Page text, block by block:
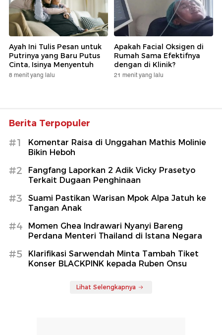
Ayah Ini Tulis Pesan untuk
Putrinya yang Baru Putus
Cinta, Isinya Menyentuh
8 menit yang lalu
Apakah Facial Oksigen di
Rumah Sama Efektifnya
dengan di Klinik?
21 menit yang lalu
Berita Terpopuler
#1
Komentar Raisa di Unggahan Mathis Molinie
Bikin Heboh
#2
Fangfang Laporkan 2 Adik Vicky Prasetyo
Terkait Dugaan Penghinaan
#3
Suami Pastikan Warisan Mpok Alpa Jatuh ke
Tangan Anak
#4
Momen Ghea Indrawari Nyanyi Bareng
Perdana Menteri Thailand di Istana Negara
#5
Klarifikasi Sarwendah Minta Tambah Tiket
Konser BLACKPINK kepada Ruben Onsu
Lihat Selengkapnya